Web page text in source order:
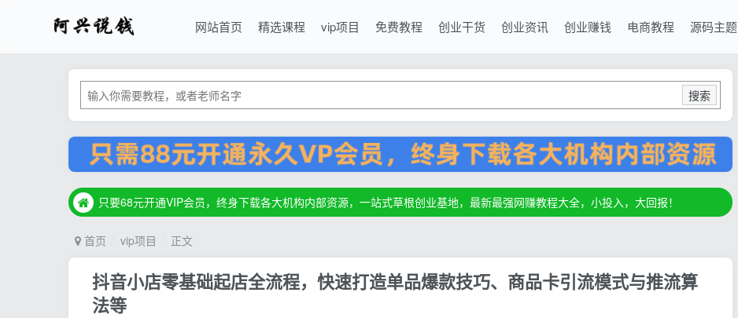
网站首页 精选课程 vip项目 免费教程 创业干货 创业资讯 创业赚钱 电商教程 源码主题
搜索
只要68元开通VIP会员，终身下载各大机构内部资源，一站式草根创业基地，最新最强网赚教程大全，小投入，大回报！
只要68元开通VIP会员，终身下载各大机构内部资源，一站式草根创业基地，最新最强网赚教程大全，小投入，大回报！
只要68元开通VIP会员，终身下载各大机构内部资源，一站式草根创业基地，最新最强网赚教程大全，小投入，大回报！
首页 vip项目 正文
抖音小店零基础起店全流程，快速打造单品爆款技巧、商品卡引流模式与推流算
法等